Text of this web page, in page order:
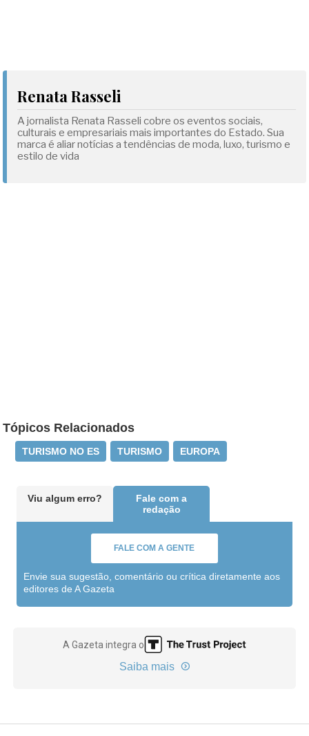
Renata Rasseli
A jornalista Renata Rasseli cobre os eventos sociais,
culturais e empresariais mais importantes do Estado. Sua
marca é aliar notícias a tendências de moda, luxo, turismo e
estilo de vida
Tópicos Relacionados
TURISMO NO ES TURISMO EUROPA
Viu algum erro?
Fale com a
redação
FALE COM A GENTE
Envie sua sugestão, comentário ou crítica diretamente aos
editores de A Gazeta
A Gazeta integra o
Saiba mais